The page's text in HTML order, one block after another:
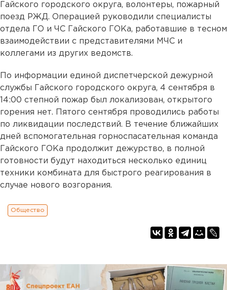
Гайского городского округа, волонтеры, пожарный
поезд РЖД. Операцией руководили специалисты
отдела ГО и ЧС Гайского ГОКа, работавшие в тесном
взаимодействии с представителями МЧС и
коллегами из других ведомств.
По информации единой диспетчерской дежурной
службы Гайского городского округа, 4 сентября в
14:00 степной пожар был локализован, открытого
горения нет. Пятого сентября проводились работы
по ликвидации последствий. В течение ближайших
дней вспомогательная горноспасательная команда
Гайского ГОКа продолжит дежурство, в полной
готовности будут находиться несколько единиц
техники комбината для быстрого реагирования в
случае нового возгорания.
Общество